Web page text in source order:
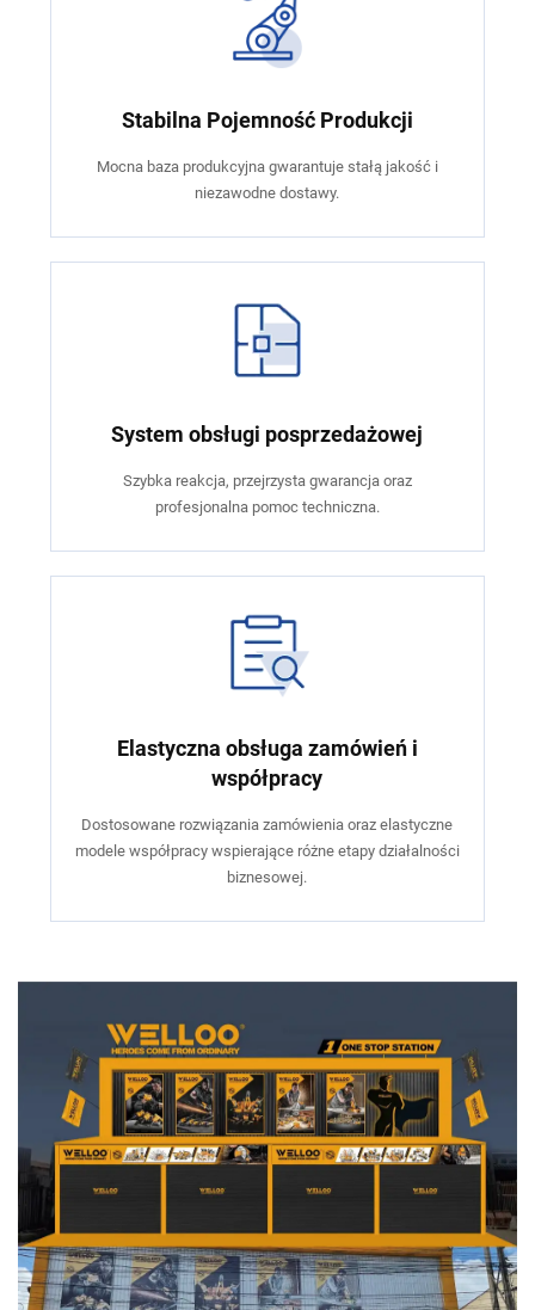
Stabilna Pojemność Produkcji
Mocna baza produkcyjna gwarantuje stałą jakość i
niezawodne dostawy.
System obsługi posprzedażowej
Szybka reakcja, przejrzysta gwarancja oraz
profesjonalna pomoc techniczna.
Elastyczna obsługa zamówień i
współpracy
Dostosowane rozwiązania zamówienia oraz elastyczne
modele współpracy wspierające różne etapy działalności
biznesowej.